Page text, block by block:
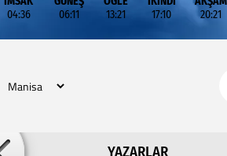
04:36
06:11
13:21
17:10
20:21
YAZARLAR